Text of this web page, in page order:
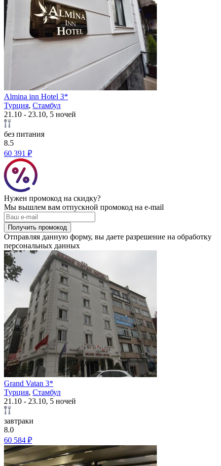
Almina inn Hotel 3*
Турция, Стамбул
21.10 - 23.10, 5 ночей
без питания
8.5
60 391 ₽
Нужен промокод на скидку?
Мы вышлем вам отпускной промокод на e-mail
Получить промокод
Отправляя данную форму, вы даете разрешение на обработку
персональных данных
Grand Vatan 3*
Турция, Стамбул
21.10 - 23.10, 5 ночей
завтраки
8.0
60 584 ₽